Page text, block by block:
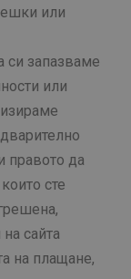
или
си запазваме
или
правото да
сте
сайта
на плащане,